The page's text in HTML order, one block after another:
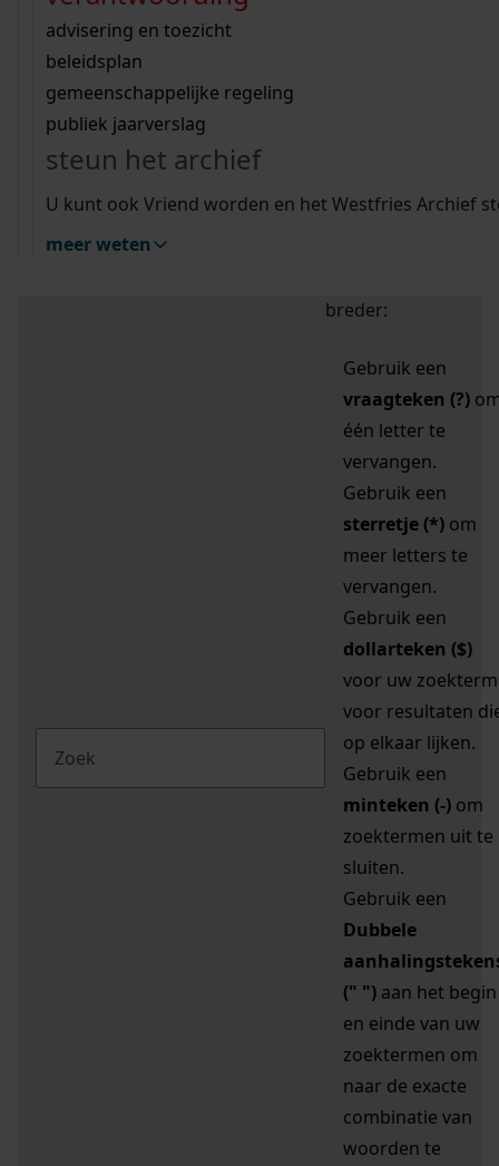
bouwvergunningen
omgevingsvergunningen
vergunningen
beeld en geluid
uitleg nodig?
Wij helpen u op weg met een aantal zoektips.
bekijk alle zoektips
Wij helpen u op weg met een aantal zoektips.
bekijk alle zoektips
bekijk ons geschiedenislokaal
advisering en toezicht
beleidsplan
gemeenschappelijke regeling
publiek jaarverslag
steun het archief
U kunt ook Vriend worden en het Westfries Archief
meer weten
zoektips
Mijn Studiezaal (inloggen)
uw zoekopdracht te
breder:
Gebruik een
vraagteken (?)
één letter te
vervangen.
Gebruik een
sterretje (*) om
meer letters te
vervangen.
Gebruik een
dollarteken ($)
voor uw zoekterm
voor resultaten
op elkaar lijken.
Gebruik een
minteken (-) om
zoektermen uit te
sluiten.
Gebruik een
Dubbele
(" ") aan het begin
en einde van uw
zoektermen om
naar de exacte
combinatie van
woorden te